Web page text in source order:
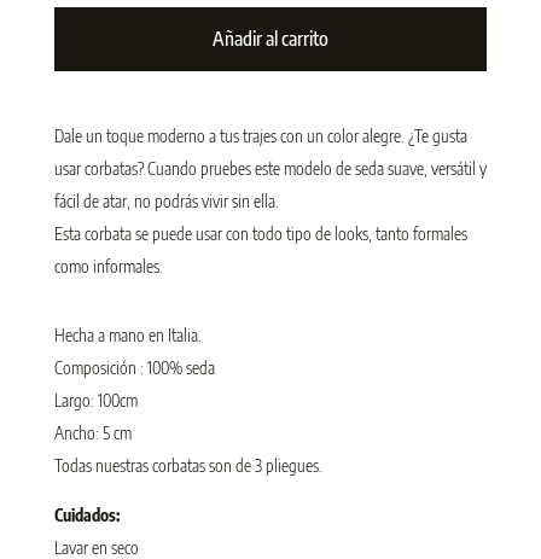
Añadir al carrito
Dale un toque moderno a tus trajes con un color alegre. ¿Te gusta
usar corbatas? Cuando pruebes este modelo de seda suave, versátil y
fácil de atar, no podrás vivir sin ella.
Esta corbata se puede usar con todo tipo de looks, tanto formales
como informales.
Hecha a mano en Italia.
Composición : 100% seda
Largo: 100cm
Ancho: 5 cm
Todas nuestras corbatas son de 3 pliegues.
Cuidados:
Lavar en seco